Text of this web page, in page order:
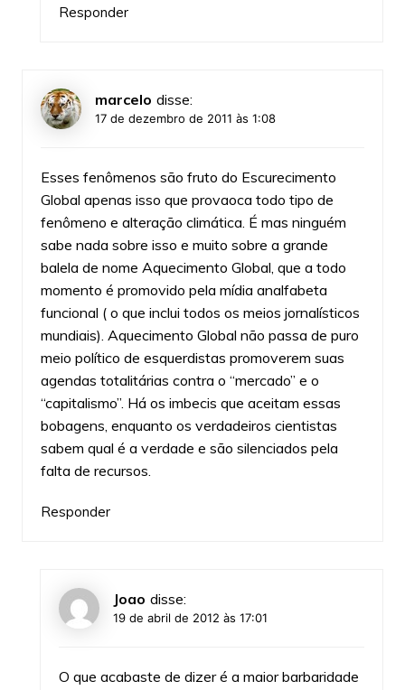
Responder
marcelo disse:
17 de dezembro de 2011 às 1:08
Esses fenômenos são fruto do Escurecimento
Global apenas isso que provaoca todo tipo de
fenômeno e alteração climática. É mas ninguém
sabe nada sobre isso e muito sobre a grande
balela de nome Aquecimento Global, que a todo
momento é promovido pela mídia analfabeta
funcional ( o que inclui todos os meios jornalísticos
mundiais). Aquecimento Global não passa de puro
meio político de esquerdistas promoverem suas
agendas totalitárias contra o “mercado” e o
“capitalismo”. Há os imbecis que aceitam essas
bobagens, enquanto os verdadeiros cientistas
sabem qual é a verdade e são silenciados pela
falta de recursos.
Responder
Joao disse:
19 de abril de 2012 às 17:01
O que acabaste de dizer é a maior barbaridade